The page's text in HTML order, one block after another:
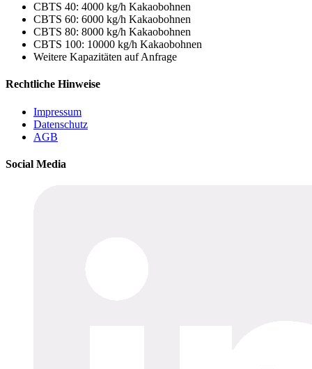
CBTS 40: 4000 kg/h Kakaobohnen
CBTS 60: 6000 kg/h Kakaobohnen
CBTS 80: 8000 kg/h Kakaobohnen
CBTS 100: 10000 kg/h Kakaobohnen
Weitere Kapazitäten auf Anfrage
Rechtliche Hinweise
Impressum
Datenschutz
AGB
Social Media